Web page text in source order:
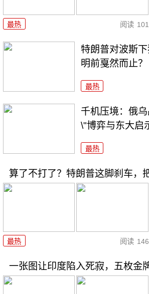
最热 阅读
特朗普对波斯
明前戛然而止？
最热
千机压境：俄
\"博弈与东大启
最热
算了不打了？特朗普这脚刹车，
最热 阅读
一张图让印度陷入死寂，五枚金